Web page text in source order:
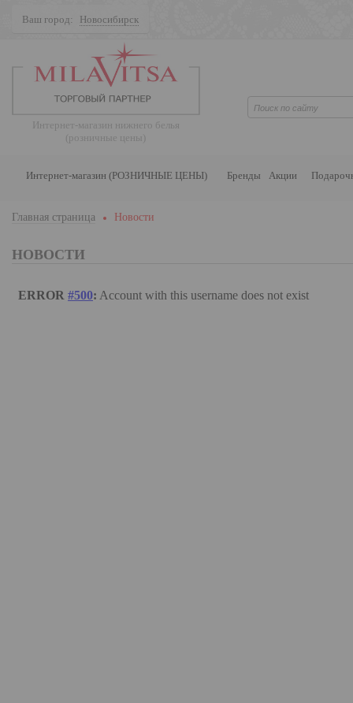
Ваш город: Новосибирск
Интернет-магазин нижнего белья
(розничные цены)
Интернет-магазин (РОЗНИЧНЫЕ ЦЕНЫ) Бренды Акции
Главная страница Новости
НОВОСТИ